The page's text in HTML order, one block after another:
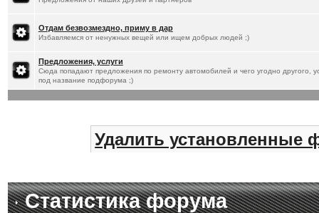
Отдам безвозмездно, приму в дар
Избавляемся от ненужных вещей или ищем добрых людей ;)
Предложения, услуги
Сюда попадают предложения по ремонту автомобилей и чего угодно другого,
под название подфорума ;)
Удалить установленные
Статистика форума